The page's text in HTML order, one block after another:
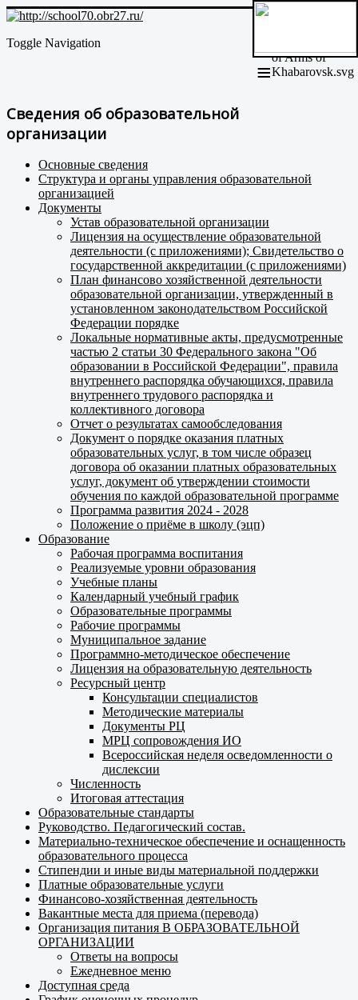
Toggle Navigation
≡
Сведения об образовательной
организации
Основные сведения
Структура и органы управления образовательной
организацией
Документы
Устав образовательной организации
Лицензия на осуществление образовательной
деятельности (с приложениями); Свидетельство о
государственной аккредитации (с приложениями)
План финансово хозяйственной деятельности
образовательной организации, утвержденный в
установленном законодательством Российской
Федерации порядке
Локальные нормативные акты, предусмотренные
частью 2 статьи 30 Федерального закона "Об
образовании в Российской Федерации", правила
внутреннего распорядка обучающихся, правила
внутреннего трудового распорядка и
коллективного договора
Отчет о результатах самообследования
Документ о порядке оказания платных
образовательных услуг, в том числе образец
договора об оказании платных образовательных
услуг, документ об утверждении стоимости
обучения по каждой образовательной программе
Программа развития 2024 - 2028
Положение о приёме в школу (эцп)
Образование
Рабочая программа воспитания
Реализуемые уровни образования
Учебные планы
Календарный учебный график
Образовательные программы
Рабочие программы
Муниципальное задание
Программно-методическое обеспечение
Лицензия на образовательную деятельность
Ресурсный центр
Консультации специалистов
Методические материалы
Документы РЦ
МРЦ сопровождения ИО
Всероссийская неделя осведомленности о
дислексии
Численность
Итоговая аттестация
Образовательные стандарты
Руководство. Педагогический состав.
Материально-техническое обеспечение и оснащенность
образовательного процесса
Стипендии и иные виды материальной поддержки
Платные образовательные услуги
Финансово-хозяйственная деятельность
Вакантные места для приема (перевода)
Организация питания В ОБРАЗОВАТЕЛЬНОЙ
ОРГАНИЗАЦИИ
Ответы на вопросы
Ежедневное меню
Доступная среда